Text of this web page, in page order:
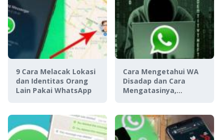
9 Cara Melacak Lokasi
dan Identitas Orang
Lain Pakai WhatsApp
Cara Mengetahui WA
Disadap dan Cara
Mengatasinya,